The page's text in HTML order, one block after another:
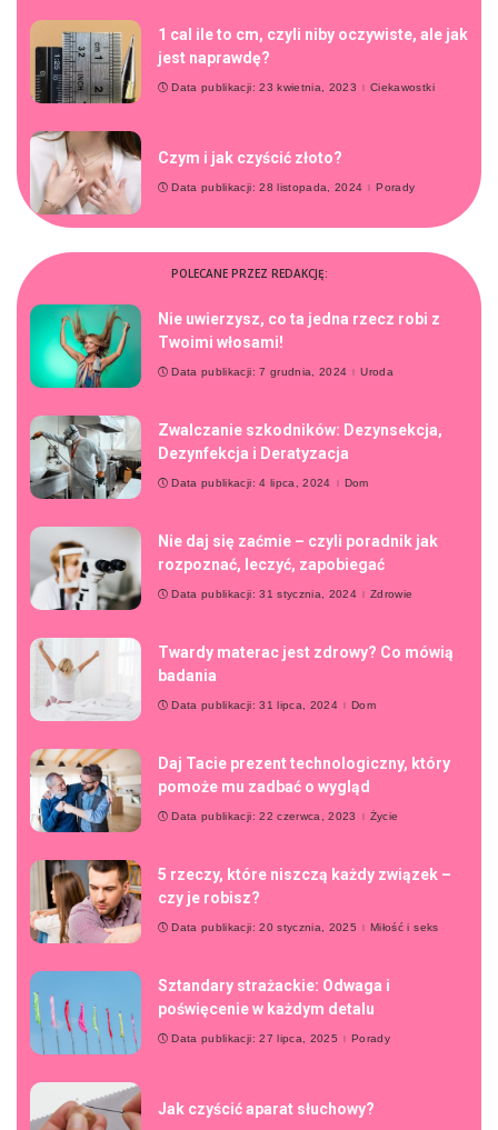
1 cal ile to cm, czyli niby oczywiste, ale jak
jest naprawdę?
Data publikacji: 23 kwietnia, 2023 Ciekawostki
Czym i jak czyścić złoto?
Data publikacji: 28 listopada, 2024 Porady
POLECANE PRZEZ REDAKCJĘ:
Nie uwierzysz, co ta jedna rzecz robi z
Twoimi włosami!
Data publikacji: 7 grudnia, 2024 Uroda
Zwalczanie szkodników: Dezynsekcja,
Dezynfekcja i Deratyzacja
Data publikacji: 4 lipca, 2024 Dom
Nie daj się zaćmie – czyli poradnik jak
rozpoznać, leczyć, zapobiegać
Data publikacji: 31 stycznia, 2024 Zdrowie
Twardy materac jest zdrowy? Co mówią
badania
Data publikacji: 31 lipca, 2024 Dom
Daj Tacie prezent technologiczny, który
pomoże mu zadbać o wygląd
Data publikacji: 22 czerwca, 2023 Życie
5 rzeczy, które niszczą każdy związek –
czy je robisz?
Data publikacji: 20 stycznia, 2025 Miłość i seks
Sztandary strażackie: Odwaga i
poświęcenie w każdym detalu
Data publikacji: 27 lipca, 2025 Porady
Jak czyścić aparat słuchowy?